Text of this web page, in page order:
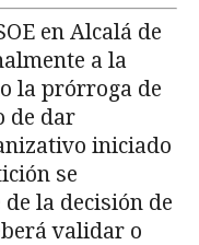
en Alcalá de
a la
la prórroga de
de dar
iniciado
se
la decisión de
validar o